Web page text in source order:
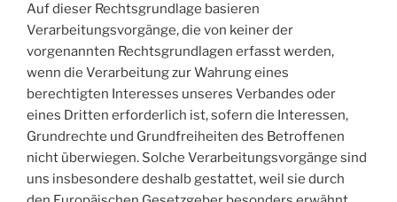
Auf dieser Rechtsgrundlage basieren
Verarbeitungsvorgänge, die von keiner der
vorgenannten Rechtsgrundlagen erfasst werden,
wenn die Verarbeitung zur Wahrung eines
berechtigten Interesses unseres Verbandes oder
eines Dritten erforderlich ist, sofern die Interessen,
Grundrechte und Grundfreiheiten des Betroffenen
nicht überwiegen. Solche Verarbeitungsvorgänge sind
uns insbesondere deshalb gestattet, weil sie durch